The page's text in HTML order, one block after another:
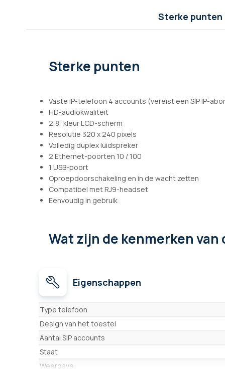
Sterke punten
Sterke punten
Vaste IP-telefoon 4 accounts (vereist een SIP IP-
HD-audiokwaliteit
2,8" kleur LCD-scherm
Resolutie 320 x 240 pixels
Volledig duplex luidspreker
2 Ethernet-poorten 10 / 100
1 USB-poort
Oproepdoorschakeling en in de wacht zetten
Compatibel met RJ9-headset
Eenvoudig in gebruik
Wat zijn de kenmerkenvan
Eigenschappen
Eigenschappen
Type telefoon
Design van het toestel
Aantal SIP accounts
Staat
Weergave